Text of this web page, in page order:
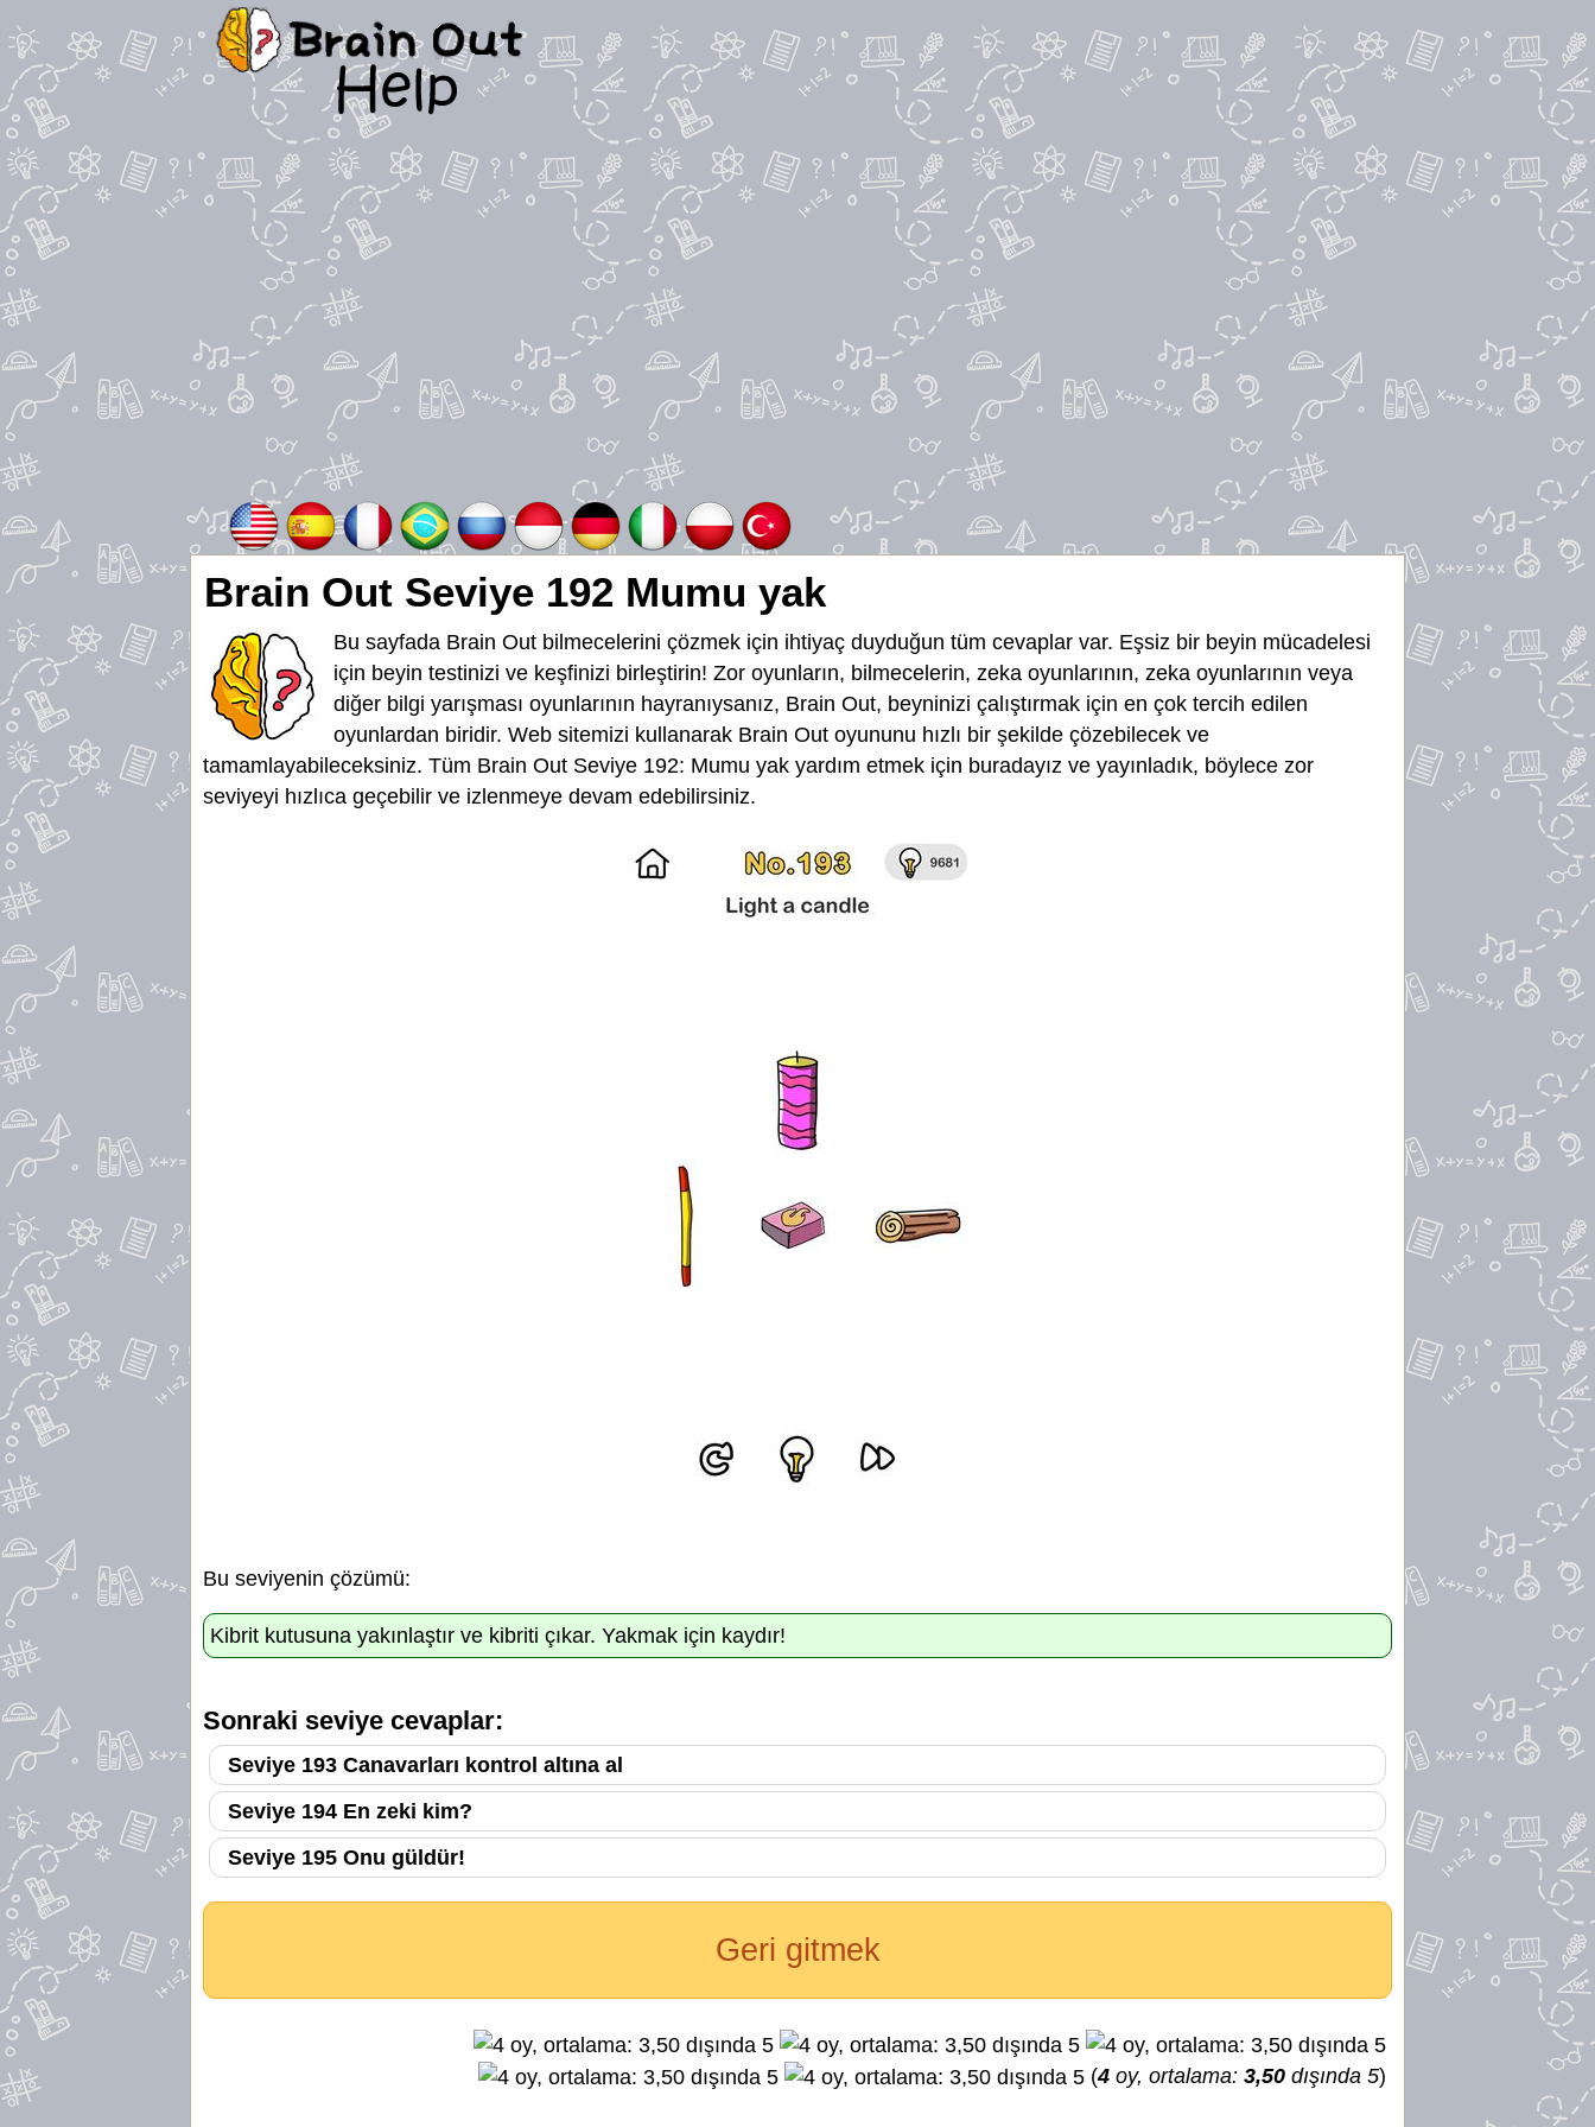
Brain Out Seviye 192 Mumu yak
Bu sayfada Brain Out bilmecelerini çözmek için ihtiyaç duyduğun tüm cevaplar var. Eşsiz bir beyin mücadelesi
için beyin testinizi ve keşfinizi birleştirin! Zor oyunların, bilmecelerin, zeka oyunlarının, zeka oyunlarının veya
diğer bilgi yarışması oyunlarının hayranıysanız, Brain Out, beyninizi çalıştırmak için en çok tercih edilen
oyunlardan biridir. Web sitemizi kullanarak Brain Out oyununu hızlı bir şekilde çözebilecek ve
tamamlayabileceksiniz. Tüm Brain Out Seviye 192: Mumu yak yardım etmek için buradayız ve yayınladık, böylece zor
seviyeyi hızlıca geçebilir ve izlenmeye devam edebilirsiniz.
Bu seviyenin çözümü:
Kibrit kutusuna yakınlaştır ve kibriti çıkar. Yakmak için kaydır!
Sonraki seviye cevaplar:
Seviye 193 Canavarları kontrol altına al
Seviye 194 En zeki kim?
Seviye 195 Onu güldür!
Geri gitmek
(4 oy, ortalama: 3,50 dışında 5)